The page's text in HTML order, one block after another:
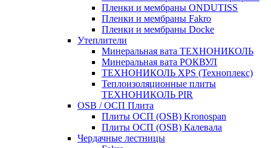
Пленки и мембраны ONDUTISS
Пленки и мембраны Fakro
Пленки и мембраны Docke
Утеплители
Минеральная вата ТЕХНОНИКОЛЬ
Минеральная вата РОКВУЛ
ТЕХНОНИКОЛЬ XPS (Техноплекс)
Теплоизоляционные плиты
ТЕХНОНИКОЛЬ PIR
OSB / ОСП Плита
Плиты ОСП (OSB) Kronospan
Плиты ОСП (OSB) Калевала
Чердачные лестницы